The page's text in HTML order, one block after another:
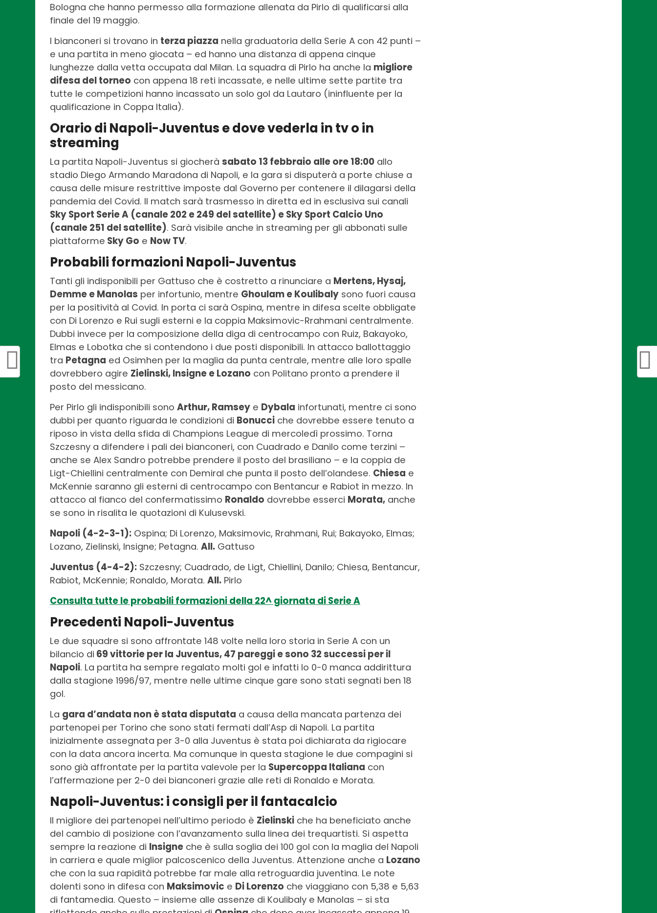
Bologna che hanno permesso alla formazione allenata da Pirlo di qualificarsi alla
finale del 19 maggio.
I bianconeri si trovano in terza piazza nella graduatoria della Serie A con 42 punti –
e una partita in meno giocata – ed hanno una distanza di appena cinque
lunghezze dalla vetta occupata dal Milan. La squadra di Pirlo ha anche la migliore
difesa del torneo con appena 18 reti incassate, e nelle ultime sette partite tra
tutte le competizioni hanno incassato un solo gol da Lautaro (ininfluente per la
qualificazione in Coppa Italia).
Orario di Napoli-Juventus e dove vederla in tv o in
streaming
La partita Napoli-Juventus si giocherà sabato 13 febbraio alle ore 18:00 allo
stadio Diego Armando Maradona di Napoli, e la gara si disputerà a porte chiuse a
causa delle misure restrittive imposte dal Governo per contenere il dilagarsi della
pandemia del Covid. Il match sarà trasmesso in diretta ed in esclusiva sui canali
Sky Sport Serie A (canale 202 e 249 del satellite) e Sky Sport Calcio Uno
(canale 251 del satellite). Sarà visibile anche in streaming per gli abbonati sulle
piattaforme Sky Go e Now TV.
Probabili formazioni Napoli-Juventus
Tanti gli indisponibili per Gattuso che è costretto a rinunciare a Mertens, Hysaj,
Demme e Manolas per infortunio, mentre Ghoulam e Koulibaly sono fuori causa
per la positività al Covid. In porta ci sarà Ospina, mentre in difesa scelte obbligate
con Di Lorenzo e Rui sugli esterni e la coppia Maksimovic-Rrahmani centralmente.
Dubbi invece per la composizione della diga di centrocampo con Ruiz, Bakayoko,
Elmas e Lobotka che si contendono i due posti disponibili. In attacco ballottaggio
tra Petagna ed Osimhen per la maglia da punta centrale, mentre alle loro spalle
dovrebbero agire Zielinski, Insigne e Lozano con Politano pronto a prendere il
posto del messicano.
Per Pirlo gli indisponibili sono Arthur, Ramsey e Dybala infortunati, mentre ci sono
dubbi per quanto riguarda le condizioni di Bonucci che dovrebbe essere tenuto a
riposo in vista della sfida di Champions League di mercoledì prossimo. Torna
Szczesny a difendere i pali dei bianconeri, con Cuadrado e Danilo come terzini –
anche se Alex Sandro potrebbe prendere il posto del brasiliano – e la coppia de
Ligt-Chiellini centralmente con Demiral che punta il posto dell’olandese. Chiesa e
McKennie saranno gli esterni di centrocampo con Bentancur e Rabiot in mezzo. In
attacco al fianco del confermatissimo Ronaldo dovrebbe esserci Morata, anche
se sono in risalita le quotazioni di Kulusevski.
Napoli (4-2-3-1): Ospina; Di Lorenzo, Maksimovic, Rrahmani, Rui; Bakayoko, Elmas;
Lozano, Zielinski, Insigne; Petagna. All. Gattuso
Juventus (4-4-2): Szczesny; Cuadrado, de Ligt, Chiellini, Danilo; Chiesa, Bentancur,
Rabiot, McKennie; Ronaldo, Morata. All. Pirlo
Consulta tutte le probabili formazioni della 22^ giornata di Serie A
Precedenti Napoli-Juventus
Le due squadre si sono affrontate 148 volte nella loro storia in Serie A con un
bilancio di 69 vittorie per la Juventus, 47 pareggi e sono 32 successi per il
Napoli. La partita ha sempre regalato molti gol e infatti lo 0-0 manca addirittura
dalla stagione 1996/97, mentre nelle ultime cinque gare sono stati segnati ben 18
gol.
La gara d’andata non è stata disputata a causa della mancata partenza dei
partenopei per Torino che sono stati fermati dall’Asp di Napoli. La partita
inizialmente assegnata per 3-0 alla Juventus è stata poi dichiarata da rigiocare
con la data ancora incerta. Ma comunque in questa stagione le due compagini si
sono già affrontate per la partita valevole per la Supercoppa Italiana con
l’affermazione per 2-0 dei bianconeri grazie alle reti di Ronaldo e Morata.
Napoli-Juventus: i consigli per il fantacalcio
Il migliore dei partenopei nell’ultimo periodo è Zielinski che ha beneficiato anche
del cambio di posizione con l’avanzamento sulla linea dei trequartisti. Si aspetta
sempre la reazione di Insigne che è sulla soglia dei 100 gol con la maglia del Napoli
in carriera e quale miglior palcoscenico della Juventus. Attenzione anche a Lozano
che con la sua rapidità potrebbe far male alla retroguardia juventina. Le note
dolenti sono in difesa con Maksimovic e Di Lorenzo che viaggiano con 5,38 e 5,63
di fantamedia. Questo – insieme alle assenze di Koulibaly e Manolas – si sta